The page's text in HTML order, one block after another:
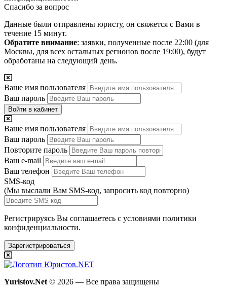
Спасибо за вопрос
Данные были отправлены юристу, он свяжется с Вами в
течение 15 минут.
Обратите внимание: заявки, полученные после 22:00 (для
Москвы, для всех остальных регионов после 19:00), будут
обработаны на следующий день.
Ваше имя пользователя
Ваш пароль
Войти в кабинет
Ваше имя пользователя
Ваш пароль
Повторите пароль
Ваш e-mail
Ваш телефон
SMS-код
(Мы выслали Вам SMS-код, запросить код повторно)
Регистрируясь Вы соглашаетесь с условиями политики
конфиденциальности.
Зарегистрироваться
Yuristov.Net © 2026 — Все права защищены